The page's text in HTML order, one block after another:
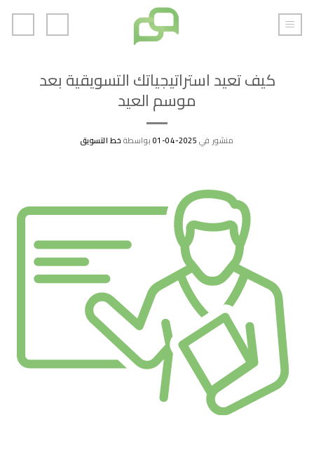
تخطي
للمحتوى
كيف تعيد استراتيجياتك التسويقية بعد
موسم العيد
منشور في2025-04-01 بواسطةخط التسويق